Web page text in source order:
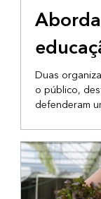
ADVOCACIA
Duas
o público,
defenderam